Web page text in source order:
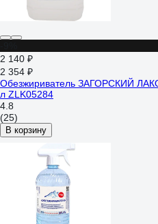
2 140 ₽
2 354 ₽
Обезжириватель ЗАГОРСКИЙ
л ZLK05284
4.8
(25)
В корзину